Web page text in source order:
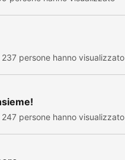
237 persone hanno visualizzato
247 persone hanno visualizzato